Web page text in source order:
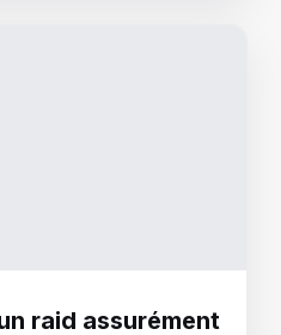
raid assurément